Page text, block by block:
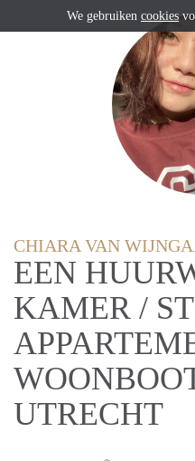
CHIARA VAN
EEN
KAMER /
UTRECHT
We gebruiken cookies